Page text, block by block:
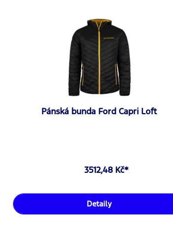
Pánská bunda Ford Capri Loft
3512,48 Kč*
Detaily